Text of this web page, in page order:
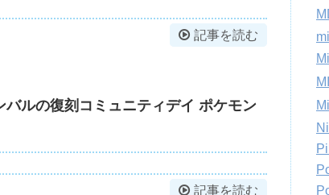
記事を読む
バルの復刻コミュニティデイ ポケモン
記事を読む